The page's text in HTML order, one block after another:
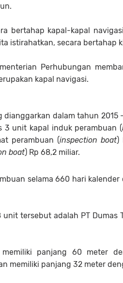
bertahap kapal-kapal
istirahatkan, secara bertahap
Perhubungan
kapal navigasi.
dalam tahun 2015
3 unit kapal induk perambuan (
perambuan (inspection boat)
boat) Rp 68,2 miliar.
selama 660 hari
tersebut adalah PT Dumas
panjang 60 meter
memiliki panjang 32 meter